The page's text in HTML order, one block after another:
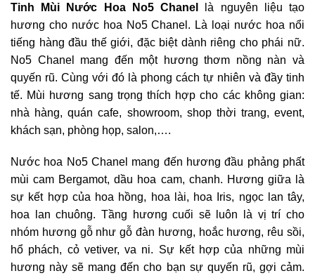
Tinh Mùi Nước Hoa No5 Chanel
là nguyên liệu tạo
hương cho nước hoa No5 Chanel. Là loại nước hoa nổi
tiếng hàng đầu thế giới, đặc biệt dành riêng cho phái nữ.
No5 Chanel mang đến một hương thơm nồng nàn và
quyến rũ. Cùng với đó là phong cách tự nhiên và đầy tinh
tế. Mùi hương sang trọng thích hợp cho các không gian:
nhà hàng, quán cafe, showroom, shop thời trang, event,
khách sạn, phòng họp, salon,….
Nước hoa No5 Chanel mang đến hương đầu phảng phất
mùi cam Bergamot, dầu hoa cam, chanh. Hương giữa là
sự kết hợp của hoa hồng, hoa lài, hoa Iris, ngọc lan tây,
hoa lan chuông. Tầng hương cuối sẽ luôn là vị trí cho
nhóm hương gỗ như gỗ đàn hương, hoắc hương, rêu sồi,
hổ phách, cỏ vetiver, va ni. Sự kết hợp của những mùi
hương này sẽ mang đến cho bạn sự quyến rũ, gợi cảm.